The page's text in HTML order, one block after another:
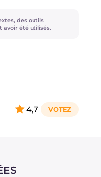
des outils
avoir été utilisés.
4,7